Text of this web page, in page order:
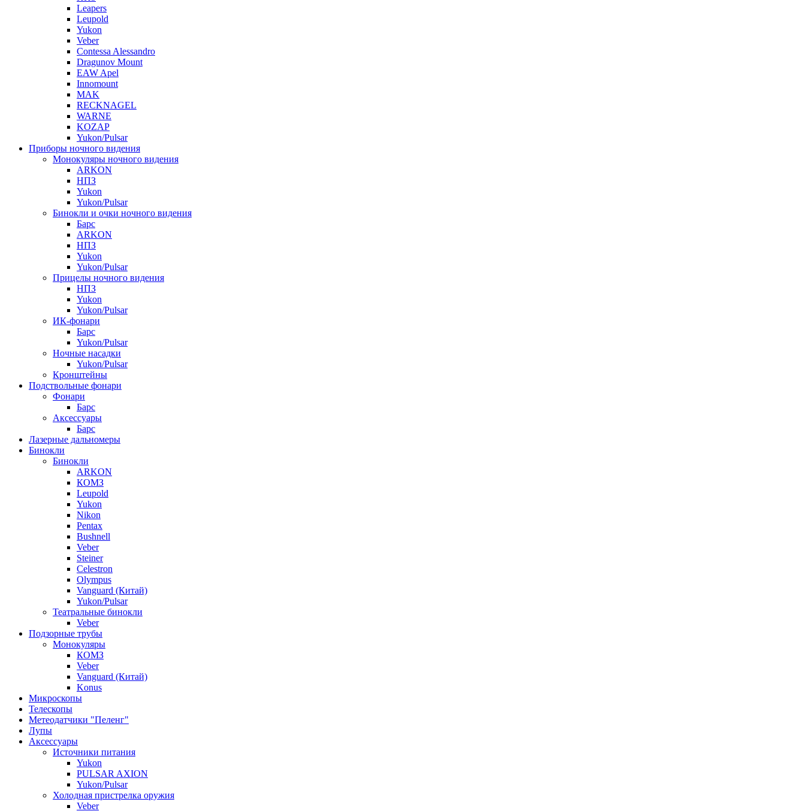
Leapers
Leupold
Yukon
Veber
Contessa Alessandro
Dragunov Mount
EAW Apel
Innomount
MAK
RECKNAGEL
WARNE
KOZAP
Yukon/Pulsar
Приборы ночного видения
Монокуляры ночного видения
ARKON
НПЗ
Yukon
Yukon/Pulsar
Бинокли и очки ночного видения
Барс
ARKON
НПЗ
Yukon
Yukon/Pulsar
Прицелы ночного видения
НПЗ
Yukon
Yukon/Pulsar
ИК-фонари
Барс
Yukon/Pulsar
Ночные насадки
Yukon/Pulsar
Кронштейны
Подствольные фонари
Фонари
Барс
Аксессуары
Барс
Лазерные дальномеры
Бинокли
Бинокли
ARKON
КОМЗ
Leupold
Yukon
Nikon
Pentax
Bushnell
Veber
Steiner
Celestron
Olympus
Vanguard (Китай)
Yukon/Pulsar
Театральные бинокли
Veber
Подзорные трубы
Монокуляры
КОМЗ
Veber
Vanguard (Китай)
Konus
Микроскопы
Телескопы
Метеодатчики "Пеленг"
Лупы
Аксессуары
Источники питания
Yukon
PULSAR AXION
Yukon/Pulsar
Холодная пристрелка оружия
Veber